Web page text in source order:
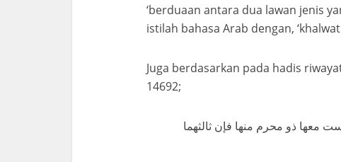
‘berduaan antara dua lawan jenis
istilah bahasa Arab dengan,
Juga berdasarkan pada hadis
14692;
معها ذو محرم منها فإن ثالثهما